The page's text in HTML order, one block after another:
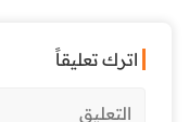
اترك تعليقاً